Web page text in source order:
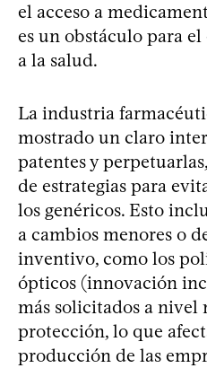
el acceso a
es un obstáculo para
a la salud.
La industria
mostrado un claro
patentes y
de estrategias para
los genéricos. Esto
a cambios menores o
inventivo, como los
ópticos (innovación
más solicitados a nivel
protección, lo que
producción de las